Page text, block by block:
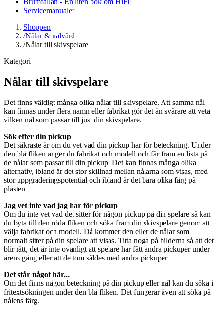
Servicemanualer
Shoppen
/Nålar & nålvård
/Nålar till skivspelare
Kategori
Nålar till skivspelare
Det finns väldigt många olika nålar till skivspelare. Att samma nål
kan finnas under flera namn eller fabrikat gör det än svårare att veta
vilken nål som passar till just din skivspelare.
Sök efter din pickup
Det säkraste är om du vet vad din pickup har för beteckning. Under
den blå fliken anger du fabrikat och modell och får fram en lista på
de nålar som passar till din pickup. Det kan finnas många olika
alternativ, ibland är det stor skillnad mellan nålarna som visas, med
stor uppgraderingspotential och ibland är det bara olika färg på
plasten.
Jag vet inte vad jag har för pickup
Om du inte vet vad det sitter för någon pickup på din spelare så kan
du byta till den röda fliken och söka fram din skivspelare genom att
välja fabrikat och modell. Då kommer den eller de nålar som
normalt sitter på din spelare att visas. Titta noga på bilderna så att det
blir rätt, det är inte ovanligt att spelare har fått andra pickuper under
årens gång eller att de tom såldes med andra pickuper.
Det står något här...
Om det finns någon beteckning på din pickup eller nål kan du söka i
fritextsökningen under den blå fliken. Det fungerar även att söka på
nålens färg.